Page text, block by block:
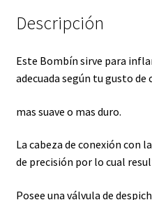
Descripción
Este Bombín sirve para
adecuada según tu gusto de
mas suave o mas duro.
La cabeza de conexión con
de precisión por lo cual
Posee una válvula de